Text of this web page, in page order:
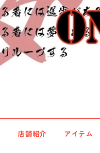
店舗紹介 アイテム